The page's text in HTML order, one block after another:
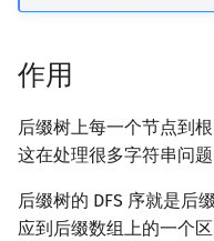
作用
后缀树上每一个节点到
这在处理很多字符串问题
后缀树的 DFS 序就是后
应到后缀数组上的一个